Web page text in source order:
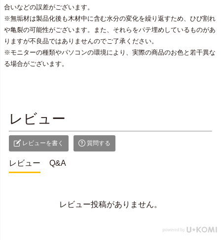
合いなどの誤差がございます。
※無垢材は製品化後も木材中に含む水分の変化を繰り返すため、ひび割れ
や亀裂の可能性がございます。また、それらをパテ埋めしているものがあ
りますが不良品ではありませんのでご了承ください。
※モニターの種類やパソコンの環境により、実際の商品のお色と若干異な
る場合がございます。
レビュー
レビューを書く 質問する
レビュー Q&A
レビュー投稿がありません。